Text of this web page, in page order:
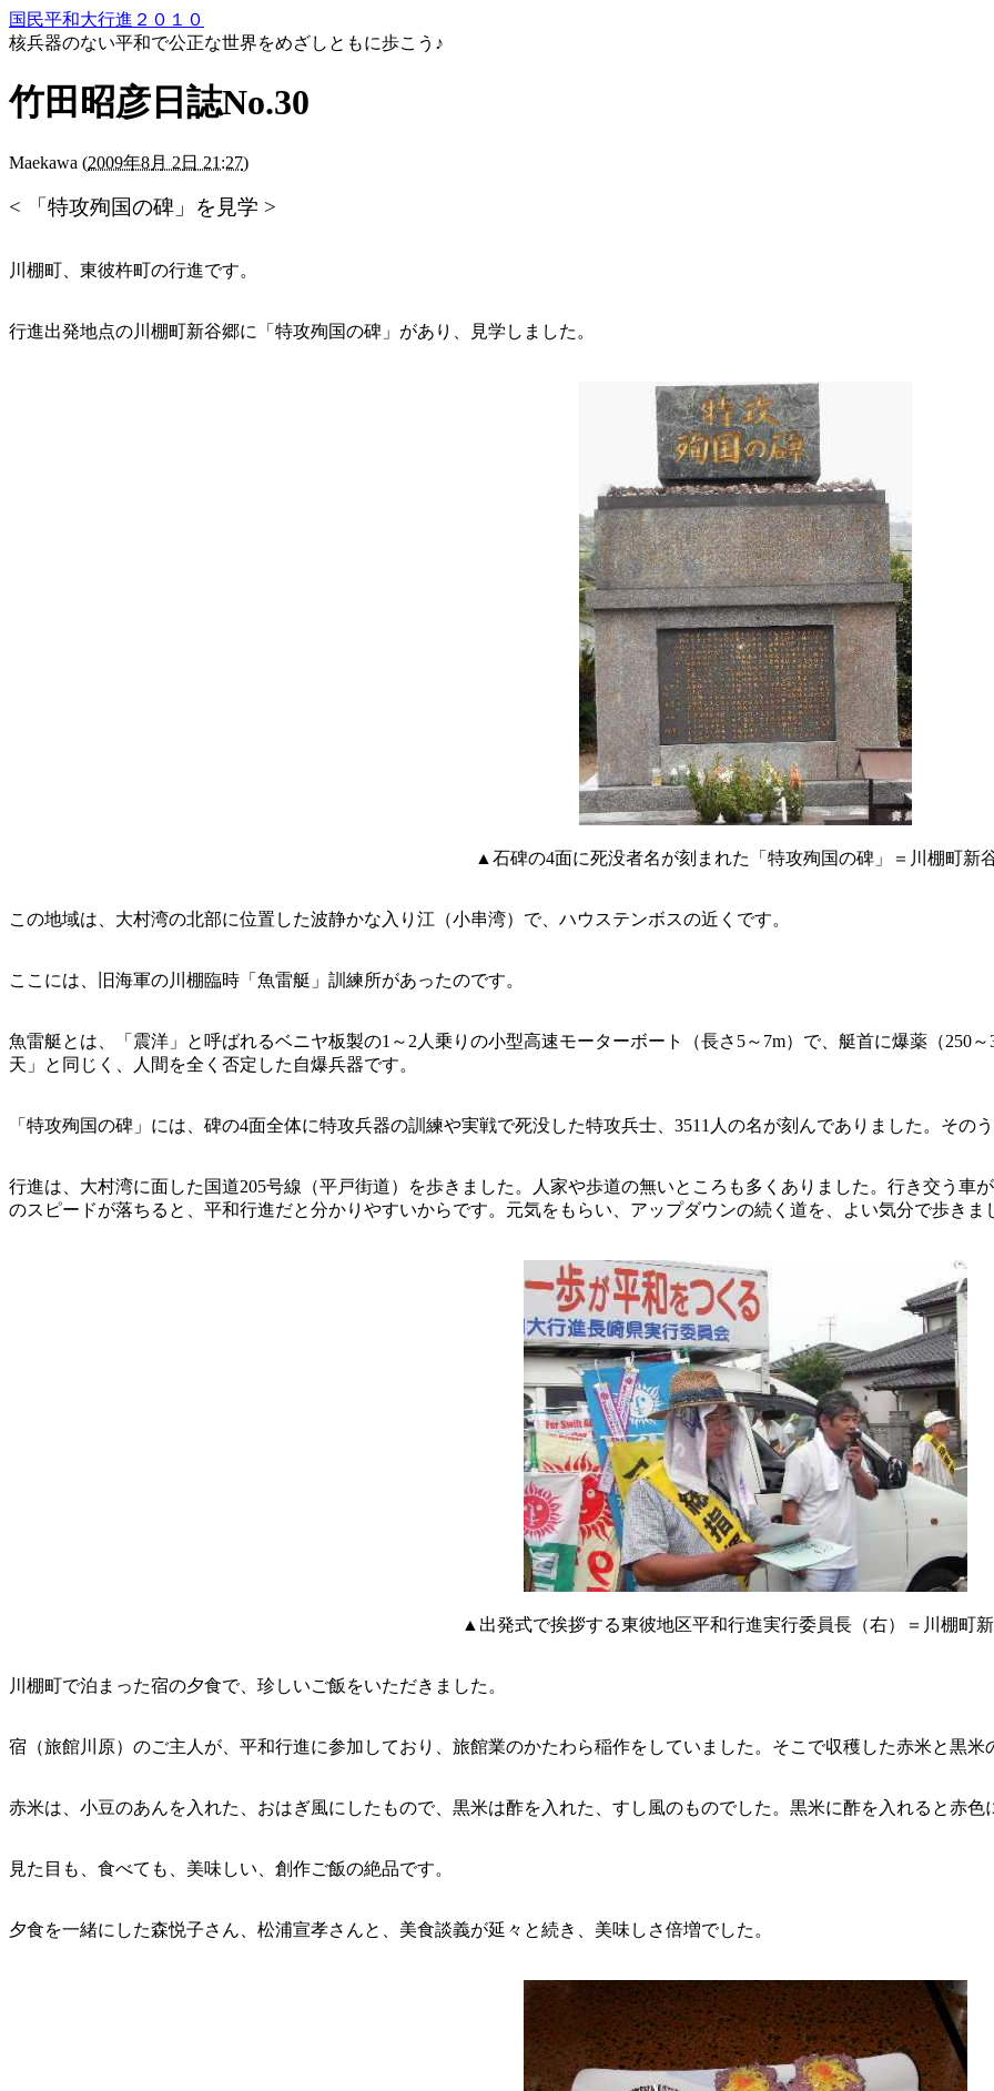
国民平和大行進２０１０
核兵器のない平和で公正な世界をめざしともに歩こう♪
竹田昭彦日誌No.30
Maekawa (2009年8月 2日 21:27)
< 「特攻殉国の碑」を見学 >
川棚町、東彼杵町の行進です。
行進出発地点の川棚町新谷郷に「特攻殉国の碑」があり、見学しました。
▲石碑の4面に死没者名が刻まれた「特攻殉国の碑」＝川棚町新
この地域は、大村湾の北部に位置した波静かな入り江（小串湾）で、ハウステンボスの近くです。
ここには、旧海軍の川棚臨時「魚雷艇」訓練所があったのです。
魚雷艇とは、「震洋」と呼ばれるベニヤ板製の1～2人乗りの小型高速モーターボート（長さ5～7m）で、艇首に爆薬（250
天」と同じく、人間を全く否定した自爆兵器です。
「特攻殉国の碑」には、碑の4面全体に特攻兵器の訓練や実戦で死没した特攻兵士、3511人の名が刻んでありました。その
行進は、大村湾に面した国道205号線（平戸街道）を歩きました。人家や歩道の無いところも多くありました。行き交う車
のスピードが落ちると、平和行進だと分かりやすいからです。元気をもらい、アップダウンの続く道を、よい気分で歩きま
▲出発式で挨拶する東彼地区平和行進実行委員長（右）＝川棚町
川棚町で泊まった宿の夕食で、珍しいご飯をいただきました。
宿（旅館川原）のご主人が、平和行進に参加しており、旅館業のかたわら稲作をしていました。そこで収穫した赤米と黒米
赤米は、小豆のあんを入れた、おはぎ風にしたもので、黒米は酢を入れた、すし風のものでした。黒米に酢を入れると赤色
見た目も、食べても、美味しい、創作ご飯の絶品です。
夕食を一緒にした森悦子さん、松浦宣孝さんと、美食談義が延々と続き、美味しさ倍増でした。